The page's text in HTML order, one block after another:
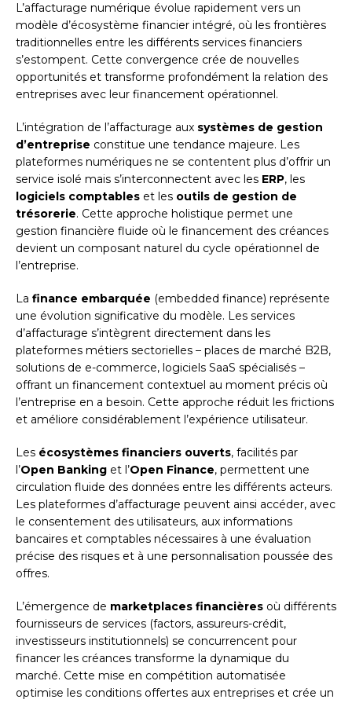
L’affacturage numérique évolue rapidement vers un
modèle d’écosystème financier intégré, où les frontières
traditionnelles entre les différents services financiers
s’estompent. Cette convergence crée de nouvelles
opportunités et transforme profondément la relation des
entreprises avec leur financement opérationnel.
L’intégration de l’affacturage aux systèmes de gestion
d’entreprise constitue une tendance majeure. Les
plateformes numériques ne se contentent plus d’offrir un
service isolé mais s’interconnectent avec les ERP, les
logiciels comptables et les outils de gestion de
trésorerie. Cette approche holistique permet une
gestion financière fluide où le financement des créances
devient un composant naturel du cycle opérationnel de
l’entreprise.
La finance embarquée (embedded finance) représente
une évolution significative du modèle. Les services
d’affacturage s’intègrent directement dans les
plateformes métiers sectorielles – places de marché B2B,
solutions de e-commerce, logiciels SaaS spécialisés –
offrant un financement contextuel au moment précis où
l’entreprise en a besoin. Cette approche réduit les frictions
et améliore considérablement l’expérience utilisateur.
Les écosystèmes financiers ouverts, facilités par
l’Open Banking et l’Open Finance, permettent une
circulation fluide des données entre les différents acteurs.
Les plateformes d’affacturage peuvent ainsi accéder, avec
le consentement des utilisateurs, aux informations
bancaires et comptables nécessaires à une évaluation
précise des risques et à une personnalisation poussée des
offres.
L’émergence de marketplaces financières où différents
fournisseurs de services (factors, assureurs-crédit,
investisseurs institutionnels) se concurrencent pour
financer les créances transforme la dynamique du
marché. Cette mise en compétition automatisée
optimise les conditions offertes aux entreprises et crée un